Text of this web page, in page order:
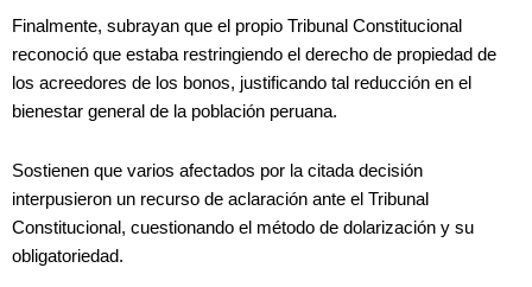
Finalmente, subrayan que el propio Tribunal Constitucional
reconoció que estaba restringiendo el derecho de propiedad de
los acreedores de los bonos, justificando tal reducción en el
bienestar general de la población peruana.
Sostienen que varios afectados por la citada decisión
interpusieron un recurso de aclaración ante el Tribunal
Constitucional, cuestionando el método de dolarización y su
obligatoriedad.